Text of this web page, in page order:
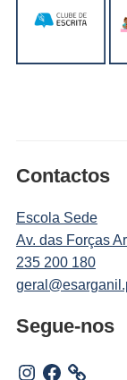
Contactos
Escola Sede
Av. das Forças
235 200 180
Segue-nos
Instagram
Facebook